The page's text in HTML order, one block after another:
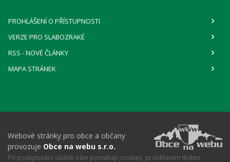
PROHLÁŠENÍ O PŘÍSTUPNOSTI
VERZE PRO SLABOZRAKÉ
RSS - NOVÉ ČLÁNKY
MAPA STRÁNEK
Webové stránky pro obce a občany
provozuje Obce na webu s.r.o.
Při poskytování služeb nám pomáhají cookies, prohlížením těchto